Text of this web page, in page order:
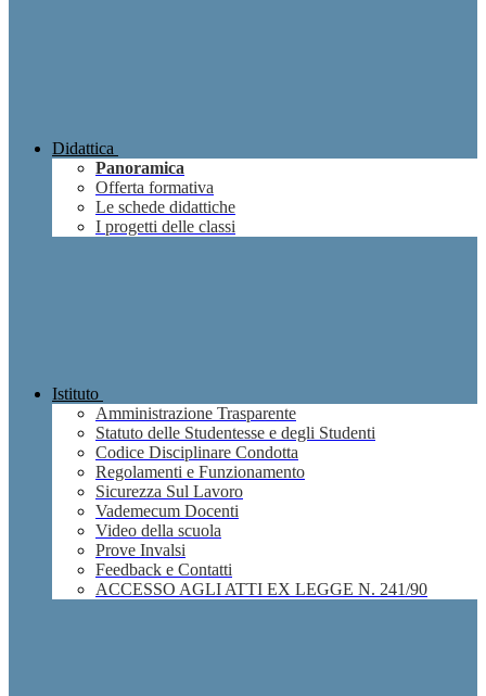
Didattica
Panoramica
Offerta formativa
Le schede didattiche
I progetti delle classi
Istituto
Amministrazione Trasparente
Statuto delle Studentesse e degli Studenti
Codice Disciplinare Condotta
Regolamenti e Funzionamento
Sicurezza Sul Lavoro
Vademecum Docenti
Video della scuola
Prove Invalsi
Feedback e Contatti
ACCESSO AGLI ATTI EX LEGGE N. 241/90